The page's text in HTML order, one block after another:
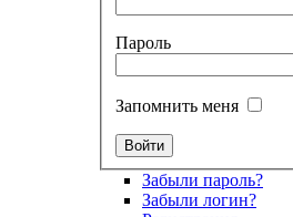
Пароль
Запомнить меня
Забыли пароль?
Забыли логин?